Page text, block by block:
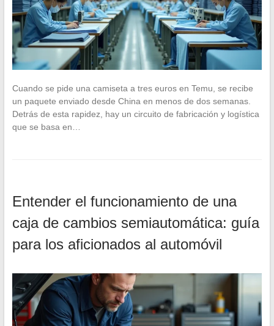
Cuando se pide una camiseta a tres euros en Temu, se recibe
un paquete enviado desde China en menos de dos semanas.
Detrás de esta rapidez, hay un circuito de fabricación y logística
que se basa en…
Entender el funcionamiento de una
caja de cambios semiautomática: guía
para los aficionados al automóvil